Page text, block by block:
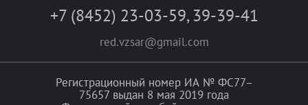
+7 (8452) 23-03-59, 39-39-41
red.vzsar@gmail.com
Регистрационный номер ИА № ФС77–
75657 выдан 8 мая 2019 года